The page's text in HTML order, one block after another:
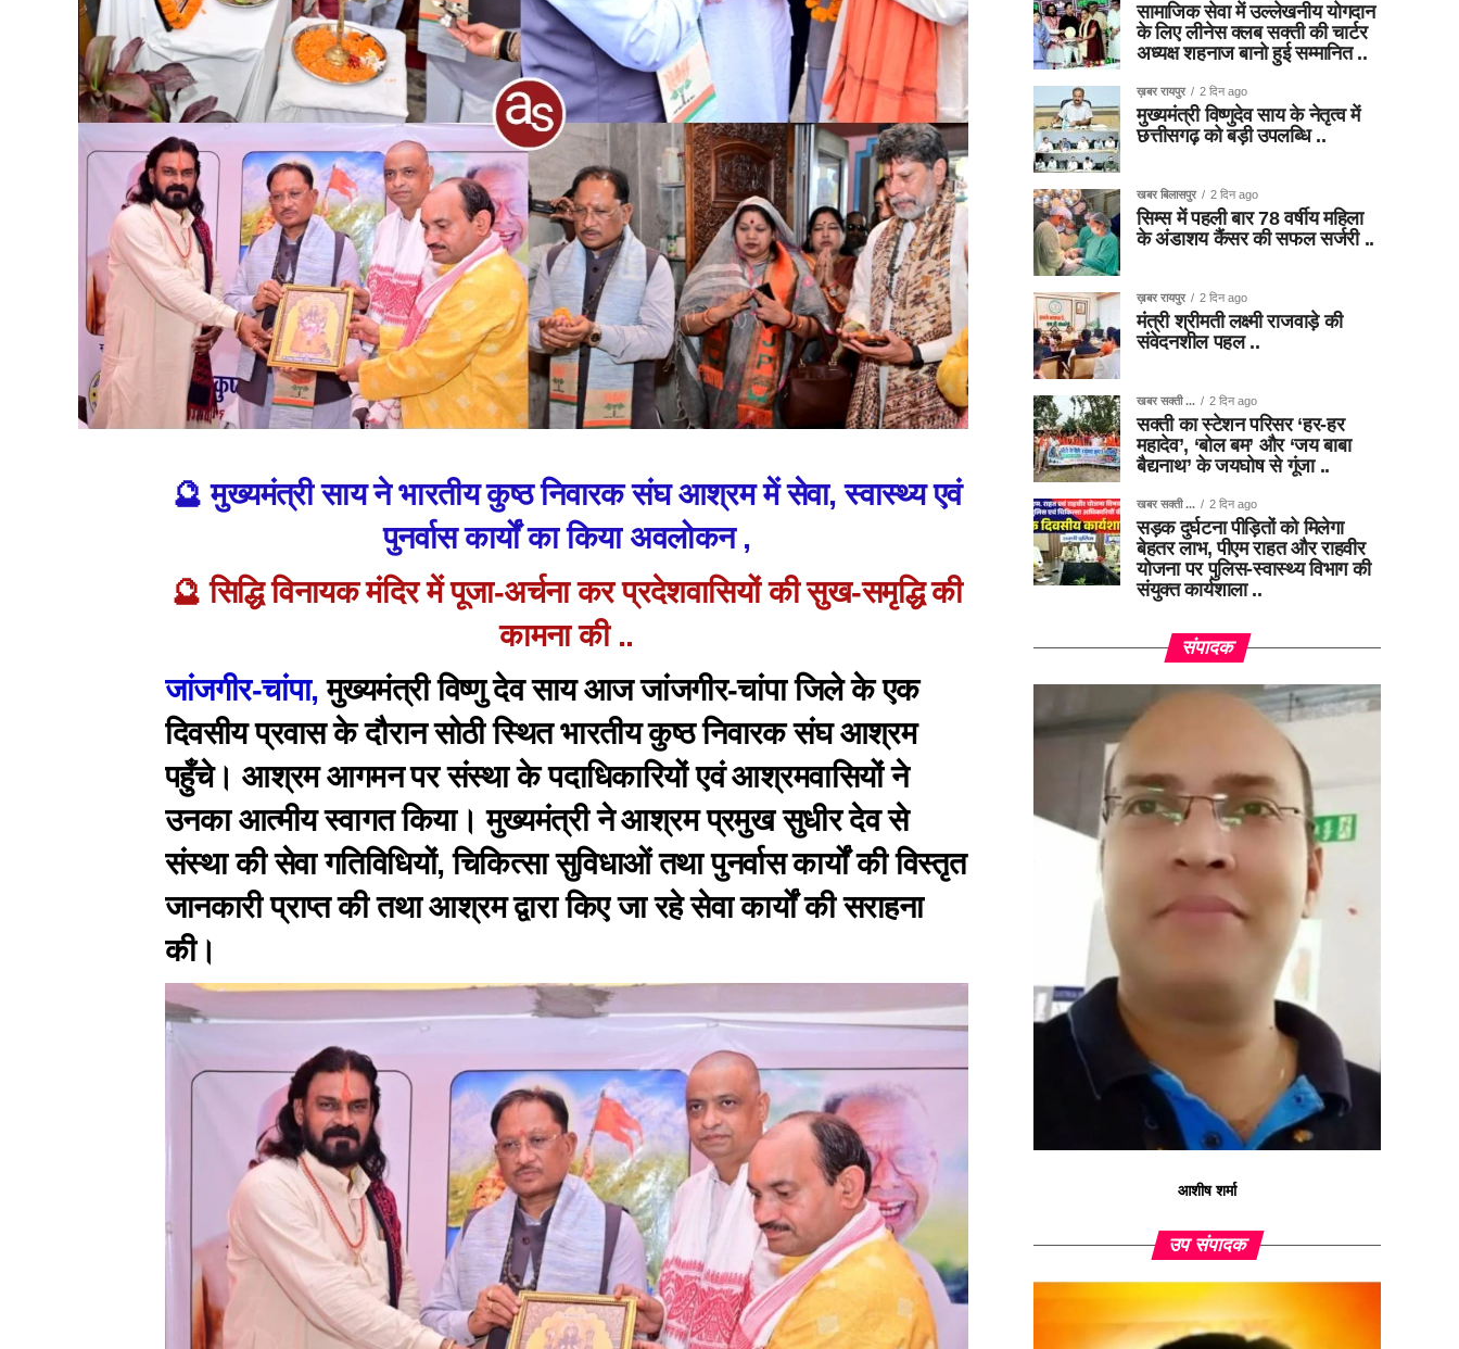
🔮 मुख्यमंत्री साय ने भारतीय कुष्ठ निवारक संघ आश्रम में सेवा, स्वास्थ्य एवं
पुनर्वास कार्यों का किया अवलोकन ,
🔮 सिद्धि विनायक मंदिर में पूजा-अर्चना कर प्रदेशवासियों की सुख-समृद्धि की
कामना की ..
जांजगीर-चांपा, मुख्यमंत्री विष्णु देव साय आज जांजगीर-चांपा जिले के एक
दिवसीय प्रवास के दौरान सोठी स्थित भारतीय कुष्ठ निवारक संघ आश्रम
पहुँचे। आश्रम आगमन पर संस्था के पदाधिकारियों एवं आश्रमवासियों ने
उनका आत्मीय स्वागत किया। मुख्यमंत्री ने आश्रम प्रमुख सुधीर देव से
संस्था की सेवा गतिविधियों, चिकित्सा सुविधाओं तथा पुनर्वास कार्यों की विस्तृत
जानकारी प्राप्त की तथा आश्रम द्वारा किए जा रहे सेवा कार्यों की सराहना
की।
सामाजिक सेवा में उल्लेखनीय योगदान
के लिए लीनेस क्लब सक्ती की चार्टर
अध्यक्ष शहनाज बानो हुई सम्मानित ..
ख़बर रायपुर 2 दिन ago
मुख्यमंत्री विष्णुदेव साय के नेतृत्व में
छत्तीसगढ़ को बड़ी उपलब्धि ..
खबर बिलासपुर 2 दिन ago
सिम्स में पहली बार 78 वर्षीय महिला
के अंडाशय कैंसर की सफल सर्जरी ..
ख़बर रायपुर 2 दिन ago
मंत्री श्रीमती लक्ष्मी राजवाड़े की
संवेदनशील पहल ..
खबर सक्ती ... 2 दिन ago
सक्ती का स्टेशन परिसर ‘हर-हर
महादेव’, ‘बोल बम’ और ‘जय बाबा
बैद्यनाथ’ के जयघोष से गूंजा ..
खबर सक्ती ... 2 दिन ago
सड़क दुर्घटना पीड़ितों को मिलेगा
बेहतर लाभ, पीएम राहत और राहवीर
योजना पर पुलिस-स्वास्थ्य विभाग की
संयुक्त कार्यशाला ..
संपादक
आशीष शर्मा
उप संपादक